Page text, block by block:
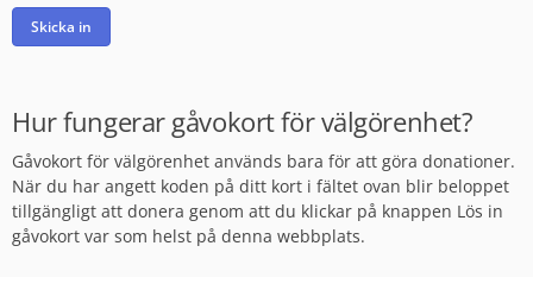
Skicka in
Hur fungerar gåvokort för välgörenhet?
Gåvokort för välgörenhet används bara för att göra donationer.
När du har angett koden på ditt kort i fältet ovan blir beloppet
tillgängligt att donera genom att du klickar på knappen Lös in
gåvokort var som helst på denna webbplats.